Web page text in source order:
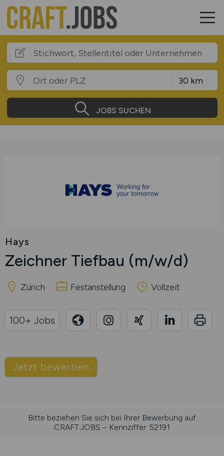
JOBS SUCHEN
Hays
Zeichner Tiefbau (m/w/d)
Zürich Festanstellung Vollzeit
Jetzt bewerben
100+ Jobs
Bitte beziehen Sie sich bei Ihrer Bewerbung auf
CRAFT.JOBS – Kennziffer: 52191